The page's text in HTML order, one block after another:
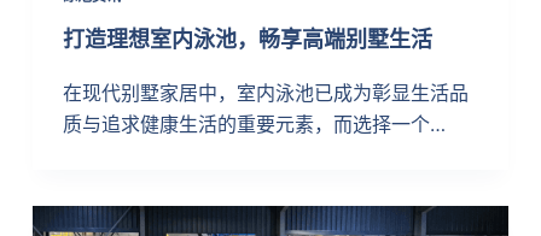
打造理想室内泳池，畅享高端别墅生活
在现代别墅家居中，室内泳池已成为彰显生活品
质与追求健康生活的重要元素，而选择一个…